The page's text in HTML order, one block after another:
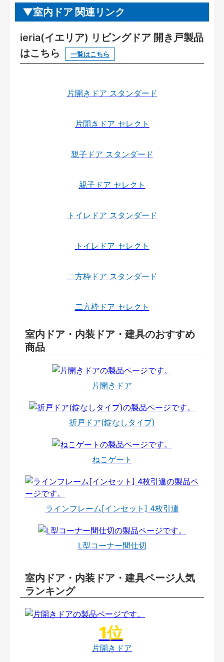
室内ドア 関連リンク
ieria(イエリア) リビングドア 開き戸製品
はこちら
一覧はこちら
片開きドア スタンダード
片開きドア セレクト
親子ドア スタンダード
親子ドア セレクト
トイレドア スタンダード
トイレドア セレクト
二方枠ドア スタンダード
二方枠ドア セレクト
室内ドア・内装ドア・建具のおすすめ
商品
片開きドア
折戸ドア(錠なしタイプ)
ねこゲート
ラインフレーム[インセット] 4枚引違
L型コーナー間仕切
室内ドア・内装ドア・建具ページ人気
ランキング
片開きドア